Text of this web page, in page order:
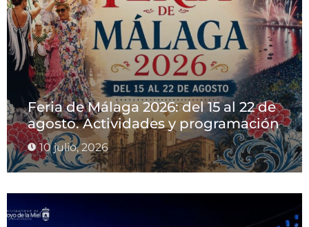
Feria de Málaga 2026: del 15 al 22 de
agosto. Actividades y programación
10 julio, 2026